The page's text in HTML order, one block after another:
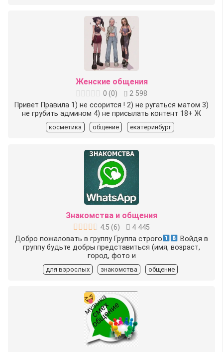
Женские общения
0 (0)
2 598
Привет️ Правила 1) не ссорится ! 2) не ругаться матом 3)
не грубить админом 4) не присылать контент 18+ Ж
косметика общение екатеринбург
Знакомства и общения
4.5 (6)
4 445
Добро пожаловать в группу Группа строго
Войдя в
группу будьте добры представиться (имя, возраст,
город, фото и
для взрослых знакомства общение